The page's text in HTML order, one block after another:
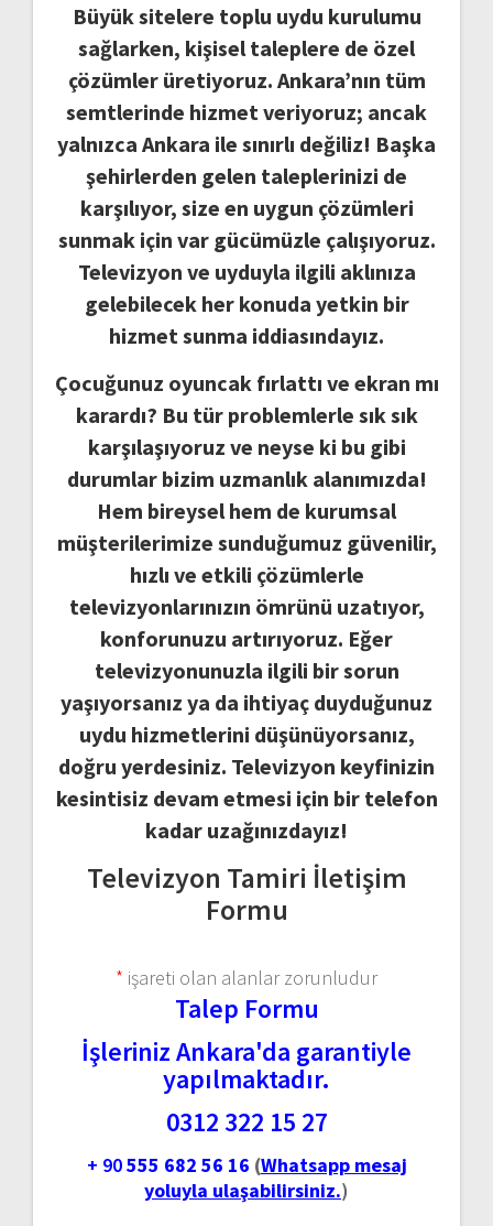
Büyük sitelere toplu uydu kurulumu
sağlarken, kişisel taleplere de özel
çözümler üretiyoruz. Ankara’nın tüm
semtlerinde hizmet veriyoruz; ancak
yalnızca Ankara ile sınırlı değiliz! Başka
şehirlerden gelen taleplerinizi de
karşılıyor, size en uygun çözümleri
sunmak için var gücümüzle çalışıyoruz.
Televizyon ve uyduyla ilgili aklınıza
gelebilecek her konuda yetkin bir
hizmet sunma iddiasındayız.
Çocuğunuz oyuncak fırlattı ve ekran mı
karardı? Bu tür problemlerle sık sık
karşılaşıyoruz ve neyse ki bu gibi
durumlar bizim uzmanlık alanımızda!
Hem bireysel hem de kurumsal
müşterilerimize sunduğumuz güvenilir,
hızlı ve etkili çözümlerle
televizyonlarınızın ömrünü uzatıyor,
konforunuzu artırıyoruz. Eğer
televizyonunuzla ilgili bir sorun
yaşıyorsanız ya da ihtiyaç duyduğunuz
uydu hizmetlerini düşünüyorsanız,
doğru yerdesiniz. Televizyon keyfinizin
kesintisiz devam etmesi için bir telefon
kadar uzağınızdayız!
Televizyon Tamiri İletişim
Formu
* işareti olan alanlar zorunludur
Talep Formu
İşleriniz Ankara'da garantiyle
yapılmaktadır.
0312 322 15 27
+ 90555 682 56 16 (Whatsapp mesaj
yoluyla ulaşabilirsiniz.)